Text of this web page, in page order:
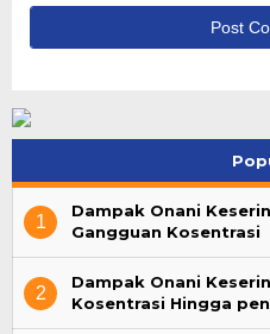
1
Dampak Onani
Gangguan Kosentrasi
2
Dampak Onani
Kosentrasi Hingga